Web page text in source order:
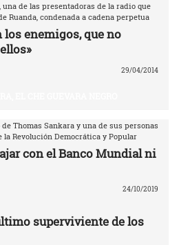
de las presentadoras de la radio que
Ruanda, condenada a cadena perpetua
los enemigos, que no
29/04/2014
Thomas Sankara y una de sus personas
la Revolución Democrática y Popular
con el Banco Mundial ni
24/10/2019
superviviente de los